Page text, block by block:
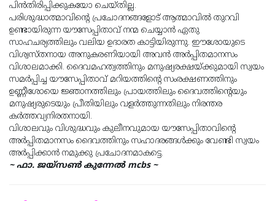
പിൻതിരിപ്പിക്കുകയോ ചെയ്തില്ല.
പരിശുദ്ധാത്മാവിൻ്റെ പ്രചോദനങ്ങളോട് ആത്മാവിൽ തുറവി
ഉണ്ടായിരുന്ന യൗസേപ്പിതാവ് നന്മ ചെയ്യാൻ ഏതു
സാഹചര്യത്തിലും വലിയ ഉദാരത കാട്ടിയിരുന്നു. ഈശോയുടെ
വിശ്വസ്തനായ അനുകരണിയായി അവൻ അർപ്പിതമാനസം
വിശാലമാക്കി. ദൈവമഹത്വത്തിനും മനുഷ്യരക്ഷയ്ക്കുമായി സ്വയം
സമർപ്പിച്ച യൗസേപ്പിതാവ് മറിയത്തിൻ്റെ സംരക്ഷണത്തിനും
ഉണ്ണീശോയെ ജ്ഞാനത്തിലും പ്രായത്തിലും ദൈവത്തിൻ്റെയും
മനുഷ്യരുടെയും പ്രീതിയിലും വളർത്തുന്നതിലും നിരന്തര
കർത്തവ്യനിരതനായി.
വിശാലവും വിശുദ്ധവും കുലീനവുമായ യൗസേപ്പിതാവിൻ്റെ
അർപ്പിതമാനസം ദൈവത്തിനും സഹാദരങ്ങൾക്കും വേണ്ടി സ്വയം
അർപ്പിക്കാൻ നമുക്കു പ്രചോദനമാകട്ടെ.
~ ഫാ. ജയ്സൺ കുന്നേൽ mcbs ~